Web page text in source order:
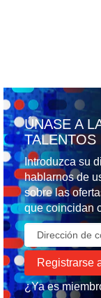
ÚNASE A
TALENTOS
Introduzca su
hablarnos de
sobre las
que coincidan
¿Ya es